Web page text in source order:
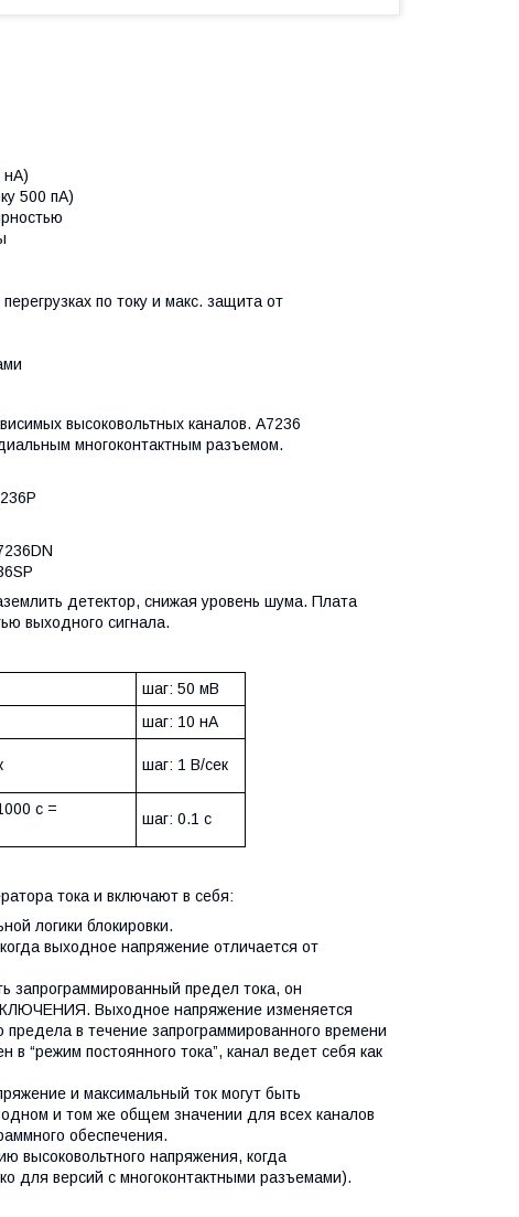
нА)
500 пА)
по току и макс. защита от
высоковольтных каналов. A7236
многоконтактным разъемом.
детектор, снижая уровень шума. Плата
выходного сигнала.
шаг: 50 мВ
шаг: 10 нA
шаг: 1 В/сек
с =
шаг: 0.1 с
тока и включают в себя:
логики блокировки.
выходное напряжение отличается от
запрограммированный предел тока, он
Выходное напряжение изменяется
в течение запрограммированного времени
в “режим постоянного тока”, канал ведет себя как
и максимальный ток могут быть
и том же общем значении для всех каналов
обеспечения.
высоковольтного напряжения, когда
для версий с многоконтактными разъемами).